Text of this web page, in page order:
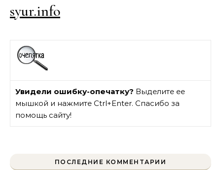
syur.info
Увидели ошибку-опечатку? Выделите ее
мышкой и нажмите Ctrl+Enter. Спасибо за
помощь сайту!
ПОСЛЕДНИЕ КОММЕНТАРИИ